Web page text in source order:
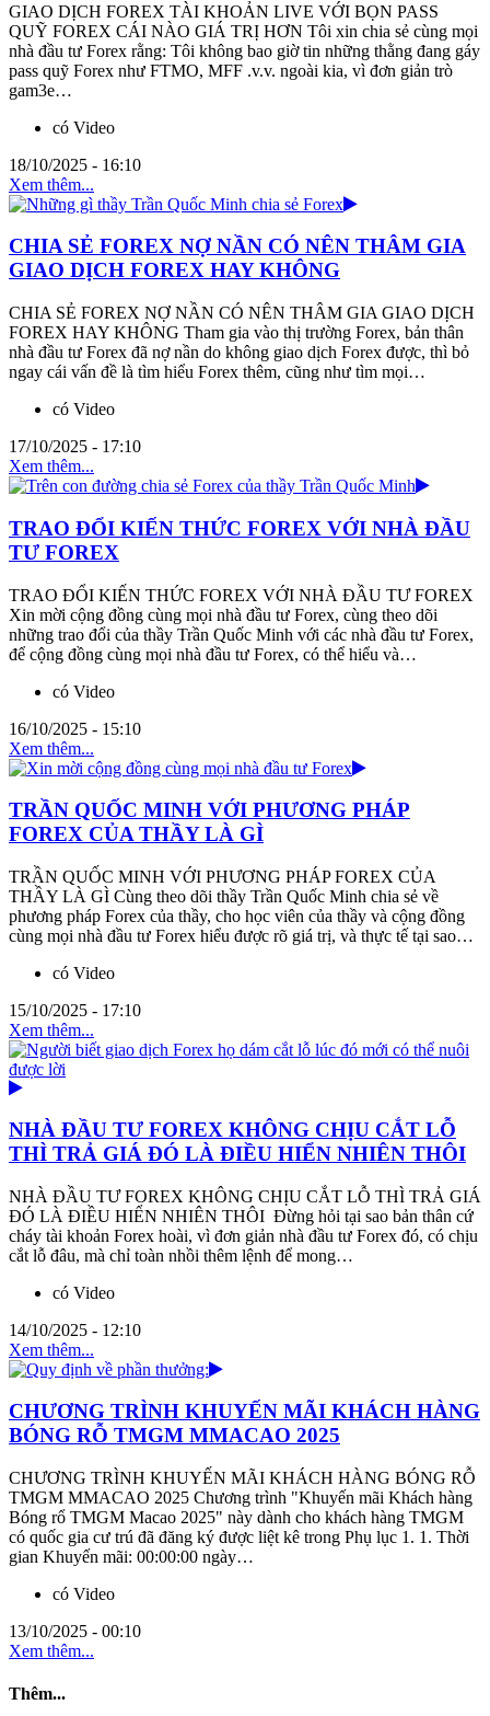
GIAO DỊCH FOREX TÀI KHOẢN LIVE VỚI BỌN PASS
QUỸ FOREX CÁI NÀO GIÁ TRỊ HƠN Tôi xin chia sẻ cùng mọi
nhà đầu tư Forex rằng: Tôi không bao giờ tin những thằng đang gáy
pass quỹ Forex như FTMO, MFF .v.v. ngoài kia, vì đơn giản trò
gam3e…
có Video
18/10/2025 - 16:10
Xem thêm...
CHIA SẺ FOREX NỢ NẦN CÓ NÊN THÂM GIA
GIAO DỊCH FOREX HAY KHÔNG
CHIA SẺ FOREX NỢ NẦN CÓ NÊN THÂM GIA GIAO DỊCH
FOREX HAY KHÔNG Tham gia vào thị trường Forex, bản thân
nhà đầu tư Forex đã nợ nần do không giao dịch Forex được, thì bỏ
ngay cái vấn đề là tìm hiểu Forex thêm, cũng như tìm mọi…
có Video
17/10/2025 - 17:10
Xem thêm...
TRAO ĐỔI KIẾN THỨC FOREX VỚI NHÀ ĐẦU
TƯ FOREX
TRAO ĐỔI KIẾN THỨC FOREX VỚI NHÀ ĐẦU TƯ FOREX
Xin mời cộng đồng cùng mọi nhà đầu tư Forex, cùng theo dõi
những trao đổi của thầy Trần Quốc Minh với các nhà đầu tư Forex,
để cộng đồng cùng mọi nhà đầu tư Forex, có thể hiểu và…
có Video
16/10/2025 - 15:10
Xem thêm...
TRẦN QUỐC MINH VỚI PHƯƠNG PHÁP
FOREX CỦA THẦY LÀ GÌ
TRẦN QUỐC MINH VỚI PHƯƠNG PHÁP FOREX CỦA
THẦY LÀ GÌ Cùng theo dõi thầy Trần Quốc Minh chia sẻ về
phương pháp Forex của thầy, cho học viên của thầy và cộng đồng
cùng mọi nhà đầu tư Forex hiểu được rõ giá trị, và thực tế tại sao…
có Video
15/10/2025 - 17:10
Xem thêm...
NHÀ ĐẦU TƯ FOREX KHÔNG CHỊU CẮT LỖ
THÌ TRẢ GIÁ ĐÓ LÀ ĐIỀU HIỂN NHIÊN THÔI
NHÀ ĐẦU TƯ FOREX KHÔNG CHỊU CẮT LỖ THÌ TRẢ GIÁ
ĐÓ LÀ ĐIỀU HIỂN NHIÊN THÔI Đừng hỏi tại sao bản thân cứ
cháy tài khoản Forex hoài, vì đơn giản nhà đầu tư Forex đó, có chịu
cắt lỗ đâu, mà chỉ toàn nhồi thêm lệnh để mong…
có Video
14/10/2025 - 12:10
Xem thêm...
CHƯƠNG TRÌNH KHUYẾN MÃI KHÁCH HÀNG
BÓNG RỖ TMGM MMACAO 2025
CHƯƠNG TRÌNH KHUYẾN MÃI KHÁCH HÀNG BÓNG RỖ
TMGM MMACAO 2025 Chương trình "Khuyến mãi Khách hàng
Bóng rổ TMGM Macao 2025" này dành cho khách hàng TMGM
có quốc gia cư trú đã đăng ký được liệt kê trong Phụ lục 1. 1. Thời
gian Khuyến mãi: 00:00:00 ngày…
có Video
13/10/2025 - 00:10
Xem thêm...
Thêm...